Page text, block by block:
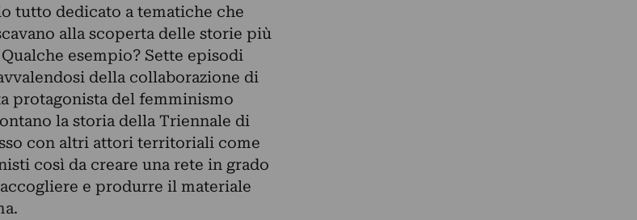
tutto dedicato a tematiche che
alla scoperta delle storie più
esempio? Sette episodi
della collaborazione di
protagonista del femminismo
la storia della Triennale di
con altri attori territoriali come
così da creare una rete in grado
e produrre il materiale